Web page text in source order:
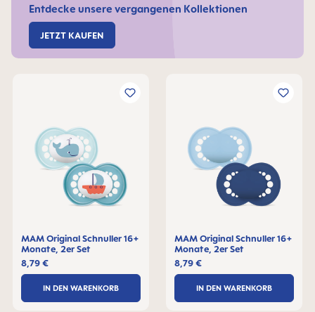
Entdecke unsere vergangenen Kollektionen
JETZT KAUFEN
MAM Original Schnuller 16+
Monate, 2er Set
8,79 €
IN DEN WARENKORB
MAM Original Schnuller 16+
Monate, 2er Set
8,79 €
IN DEN WARENKORB